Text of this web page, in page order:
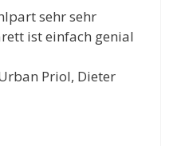
sehr sehr
ist einfach genial
Priol, Dieter